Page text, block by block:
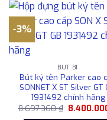
-3%
BÚT BI
Bút ký tên Parker cao
SONNET X ST Silver GT
1931492 chính hãng
8.697.360₫ Giá